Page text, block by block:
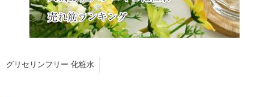
グリセリンフリー 化粧水